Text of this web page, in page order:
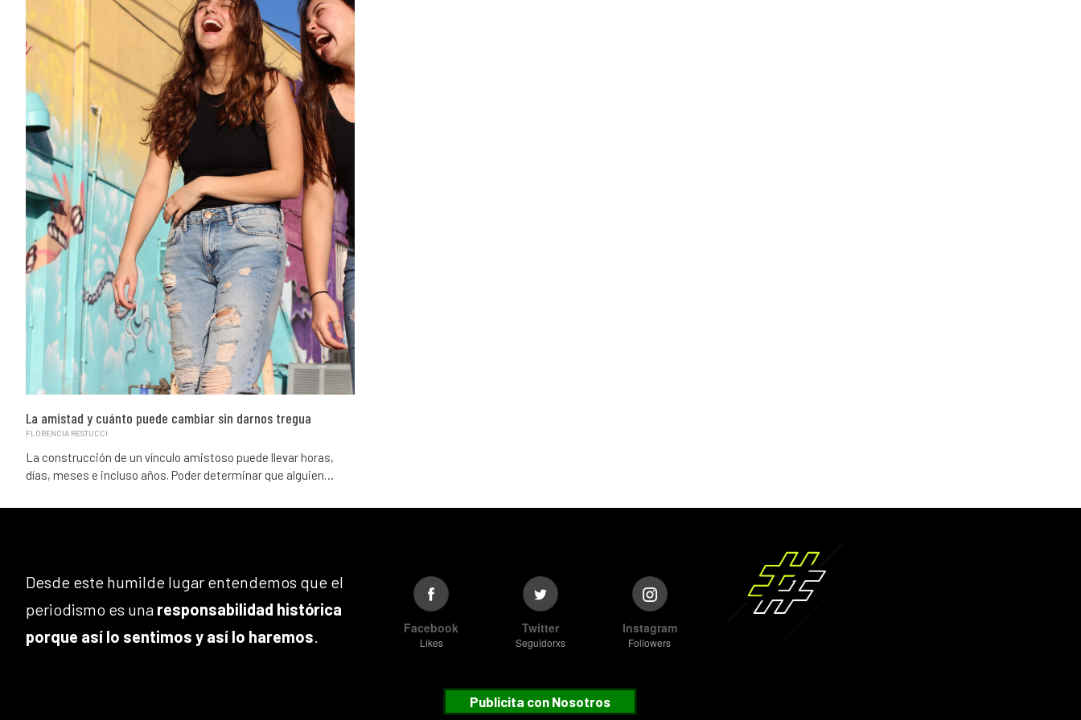
La amistad y cuánto puede cambiar sin darnos tregua
FLORENCIA RESTUCCI
La construcción de un vínculo amistoso puede llevar horas,
días, meses e incluso años. Poder determinar que alguien…
Desde este humilde lugar entendemos que el
periodismo es una responsabilidad histórica
porque así lo sentimos y así lo haremos
Facebook
Likes
Twitter
Seguidorxs
Instagram
Followers
Publicita con Nosotros